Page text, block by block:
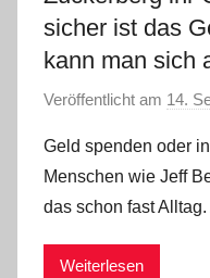
sicher ist das
kann man sich
Veröffentlicht am 14.
Geld spenden oder
Menschen wie Jeff
das schon fast Alltag.
Weiterlesen